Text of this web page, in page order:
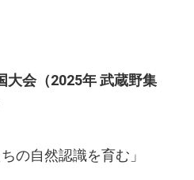
会（2025年 武蔵野集
の自然認識を育む」